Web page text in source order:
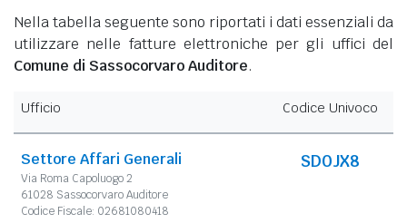
Nella tabella seguente sono riportati i dati essenziali da
utilizzare nelle fatture elettroniche per gli uffici del
Comune di Sassocorvaro Auditore.
Ufficio Codice Univoco
Settore Affari Generali
Via Roma Capoluogo 2
61028 Sassocorvaro Auditore
Codice Fiscale: 02681080418
SD0JX8